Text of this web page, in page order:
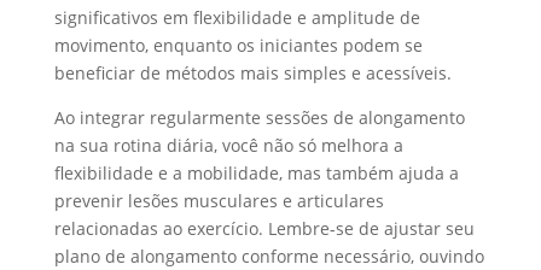
significativos em flexibilidade e amplitude de
movimento, enquanto os iniciantes podem se
beneficiar de métodos mais simples e acessíveis.
Ao integrar regularmente sessões de alongamento
na sua rotina diária, você não só melhora a
flexibilidade e a mobilidade, mas também ajuda a
prevenir lesões musculares e articulares
relacionadas ao exercício. Lembre-se de ajustar seu
plano de alongamento conforme necessário, ouvindo